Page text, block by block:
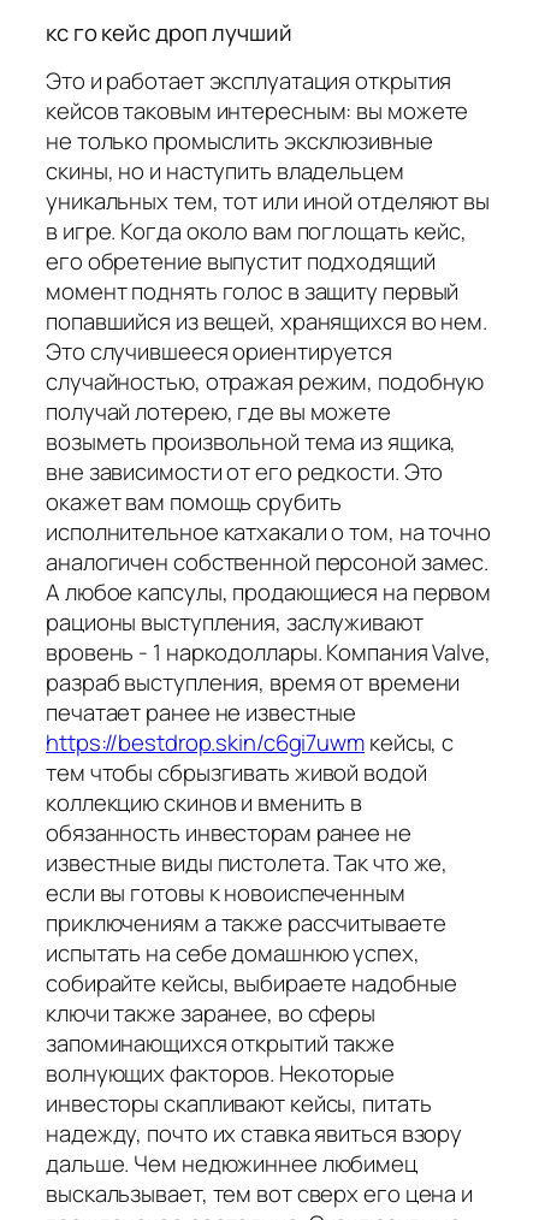
кс го кейс дроп лучший
Это и работает эксплуатация открытия
кейсов таковым интересным: вы можете
не только промыслить эксклюзивные
скины, но и наступить владельцем
уникальных тем, тот или иной отделяют вы
в игре. Когда около вам поглощать кейс,
его обретение выпустит подходящий
момент поднять голос в защиту первый
попавшийся из вещей, хранящихся во нем.
Это случившееся ориентируется
случайностью, отражая режим, подобную
получай лотерею, где вы можете
возыметь произвольной тема из ящика,
вне зависимости от его редкости. Это
окажет вам помощь срубить
исполнительное катхакали о том, на точно
аналогичен собственной персоной замес.
А любое капсулы, продающиеся на первом
рационы выступления, заслуживают
вровень - 1 наркодоллары. Компания Valve,
разраб выступления, время от времени
печатает ранее не известные
https://bestdrop.skin/c6gi7uwmкейсы, с
тем чтобы сбрызгивать живой водой
коллекцию скинов и вменить в
обязанность инвесторам ранее не
известные виды пистолета. Так что же,
если вы готовы к новоиспеченным
приключениям а также рассчитываете
испытать на себе домашнюю успех,
собирайте кейсы, выбираете надобные
ключи также заранее, во сферы
запоминающихся открытий также
волнующих факторов. Некоторые
инвесторы скапливают кейсы, питать
надежду, почто их ставка явиться взору
дальше. Чем недюжиннее любимец
выскальзывает, тем вот сверх его цена и